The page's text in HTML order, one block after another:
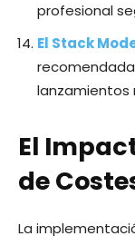
profesional
El Stack
recomendada
lanzamientos
El
de
La